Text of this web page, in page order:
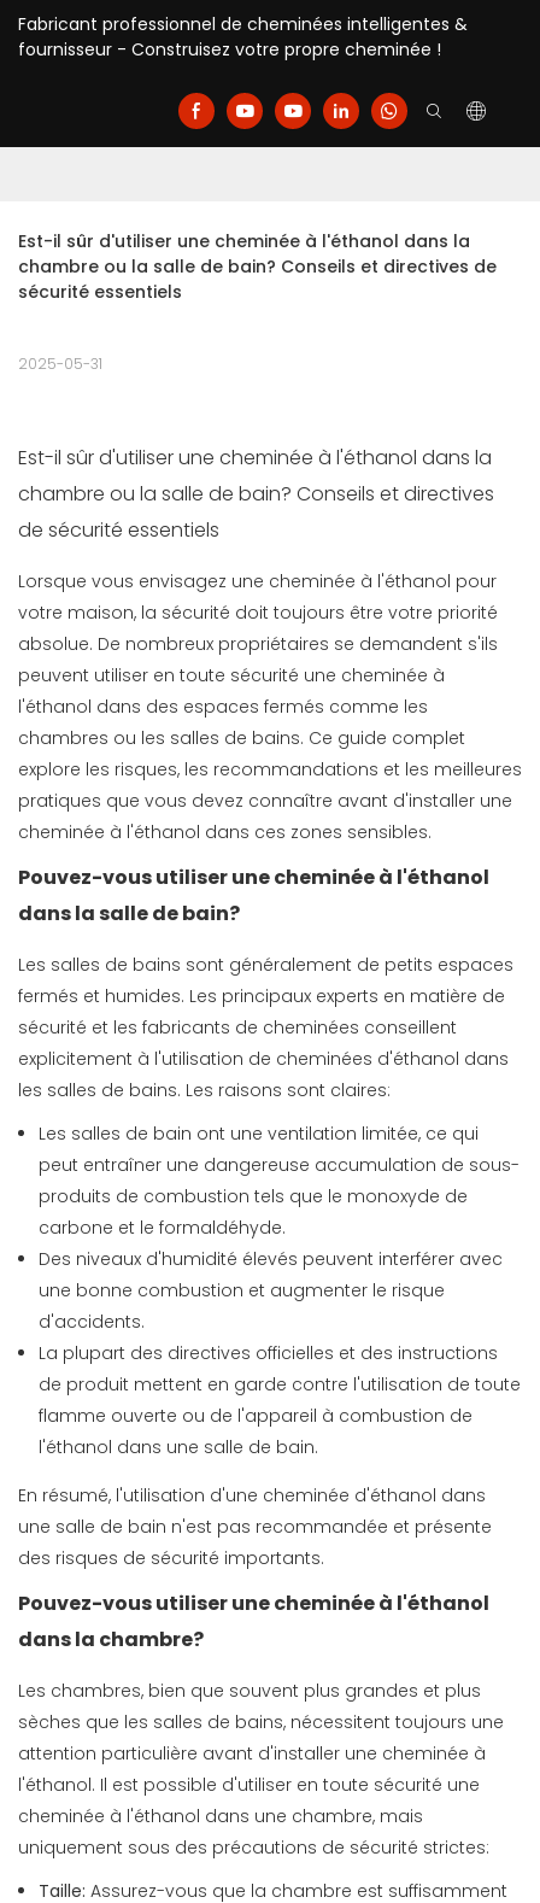
Fabricant professionnel de cheminées intelligentes &
fournisseur - Construisez votre propre cheminée !
Est-il sûr d'utiliser une cheminée à l'éthanol dans la
chambre ou la salle de bain? Conseils et directives de
sécurité essentiels
2025-05-31
Est-il sûr d'utiliser une cheminée à l'éthanol dans la
chambre ou la salle de bain? Conseils et directives
de sécurité essentiels
Lorsque vous envisagez une cheminée à l'éthanol pour
votre maison, la sécurité doit toujours être votre priorité
absolue. De nombreux propriétaires se demandent s'ils
peuvent utiliser en toute sécurité une cheminée à
l'éthanol dans des espaces fermés comme les
chambres ou les salles de bains. Ce guide complet
explore les risques, les recommandations et les meilleures
pratiques que vous devez connaître avant d'installer une
cheminée à l'éthanol dans ces zones sensibles.
Pouvez-vous utiliser une cheminée à l'éthanol
dans la salle de bain?
Les salles de bains sont généralement de petits espaces
fermés et humides. Les principaux experts en matière de
sécurité et les fabricants de cheminées conseillent
explicitement à l'utilisation de cheminées d'éthanol dans
les salles de bains. Les raisons sont claires:
Les salles de bain ont une ventilation limitée, ce qui
peut entraîner une dangereuse accumulation de sous-
produits de combustion tels que le monoxyde de
carbone et le formaldéhyde.
Des niveaux d'humidité élevés peuvent interférer avec
une bonne combustion et augmenter le risque
d'accidents.
La plupart des directives officielles et des instructions
de produit mettent en garde contre l'utilisation de toute
flamme ouverte ou de l'appareil à combustion de
l'éthanol dans une salle de bain.
En résumé, l'utilisation d'une cheminée d'éthanol dans
une salle de bain n'est pas recommandée et présente
des risques de sécurité importants.
Pouvez-vous utiliser une cheminée à l'éthanol
dans la chambre?
Les chambres, bien que souvent plus grandes et plus
sèches que les salles de bains, nécessitent toujours une
attention particulière avant d'installer une cheminée à
l'éthanol. Il est possible d'utiliser en toute sécurité une
cheminée à l'éthanol dans une chambre, mais
uniquement sous des précautions de sécurité strictes:
Taille: Assurez-vous que la chambre est suffisamment